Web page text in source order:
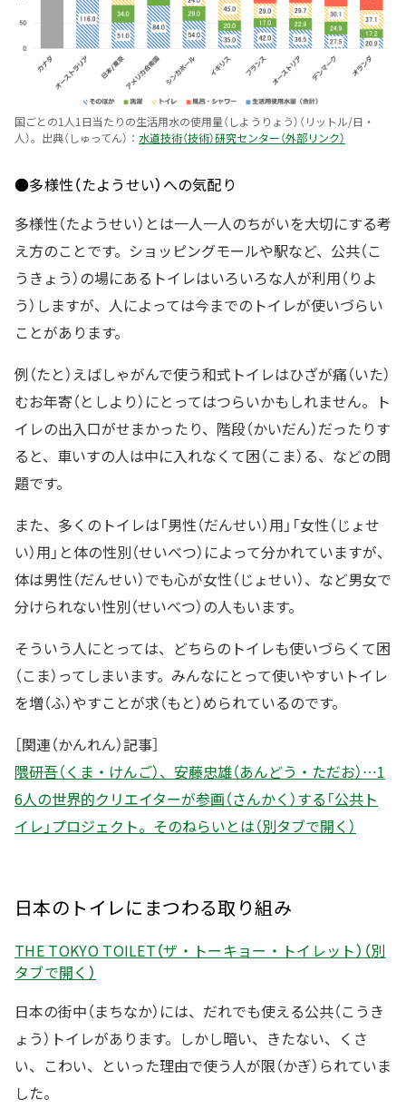
国ごとの1人1日当たりの生活用水の使用量（しようりょう）（リットル/日・
人）。出典（しゅってん）： 水道技術（技術）研究センター（外部リンク）
●多様性（たようせい）への気配り
多様性（たようせい）とは一人一人のちがいを大切にする考
え方のことです。ショッピングモールや駅など、公共（こ
うきょう）の場にあるトイレはいろいろな人が利用（りよ
う）しますが、人によっては今までのトイレが使いづらい
ことがあります。
例（たと）えばしゃがんで使う和式トイレはひざが痛（いた）
むお年寄（としより）にとってはつらいかもしれません。ト
イレの出入口がせまかったり、階段（かいだん）だったりす
ると、車いすの人は中に入れなくて困（こま）る、などの問
題です。
また、多くのトイレは「男性（だんせい）用」「女性（じょせ
い）用」と体の性別（せいべつ）によって分かれていますが、
体は男性（だんせい）でも心が女性（じょせい）、など男女で
分けられない性別（せいべつ）の人もいます。
そういう人にとっては、どちらのトイレも使いづらくて困
（こま）ってしまいます。みんなにとって使いやすいトイレ
を増（ふ）やすことが求（もと）められているのです。
［関連（かんれん）記事］
隈研吾（くま・けんご）、安藤忠雄（あんどう・ただお）…1
6人の世界的クリエイターが参画（さんかく）する「公共ト
イレ」プロジェクト。そのねらいとは（別タブで開く）
日本のトイレにまつわる取り組み
THE TOKYO TOILET（ザ・トーキョー・トイレット）（別
タブで開く）
日本の街中（まちなか）には、だれでも使える公共（こうき
ょう）トイレがあります。しかし暗い、きたない、くさ
い、こわい、といった理由で使う人が限（かぎ）られていま
した。